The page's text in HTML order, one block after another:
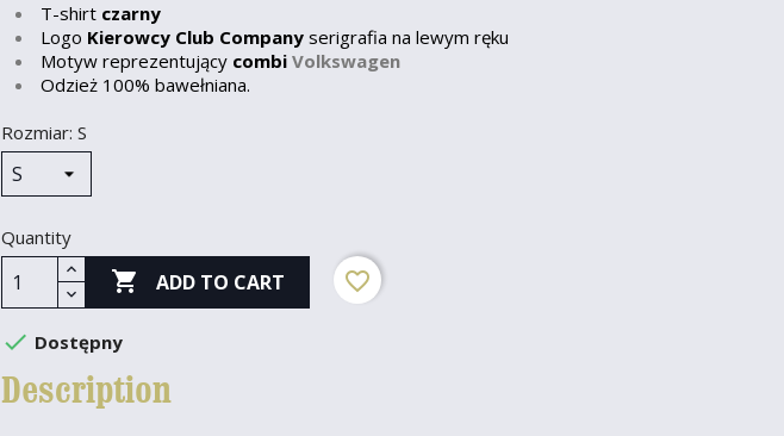
T-shirt czarny
Logo Kierowcy Club Company serigrafia na lewym ręku
Motyw reprezentujący combi Volkswagen
Odzież 100% bawełniana.
Rozmiar: S
Quantity
 ADD TO CART favorite_border
 Dostępny
Description